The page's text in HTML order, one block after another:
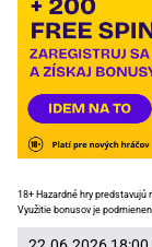
18+ Hazardné hry
Využitie bonusov je